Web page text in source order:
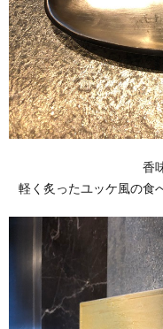
香
軽く炙ったユッケ風の食